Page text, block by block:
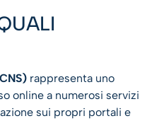
rappresenta uno
online a numerosi servizi
sui propri portali e